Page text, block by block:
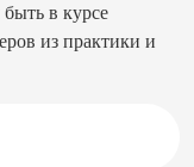
в курсе
из практики и